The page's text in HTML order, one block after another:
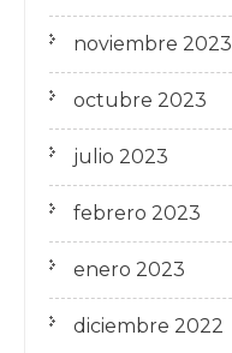
noviembre 2023
octubre 2023
julio 2023
febrero 2023
enero 2023
diciembre 2022